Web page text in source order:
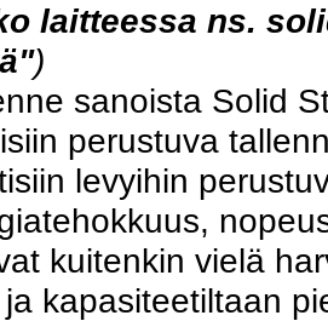
laitteessa ns.
)
sanoista Solid
perustuva
levyihin
kuitenkin vielä
kapasiteetiltaan